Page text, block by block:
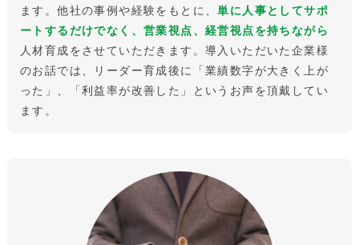
ます。他社の事例や経験をもとに、単に人事としてサポ
ートするだけでなく、営業視点、経営視点を持ちながら
人材育成をさせていただきます。導入いただいた企業様
のお話では、リーダー育成後に「業績数字が大きく上が
った」、「利益率が改善した」というお声を頂戴してい
ます。